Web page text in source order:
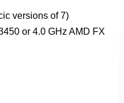
versions of 7)
or 4.0 GHz AMD FX